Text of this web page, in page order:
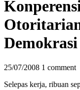
25/07/2008 1 comment
Selepas kerja, ribuan